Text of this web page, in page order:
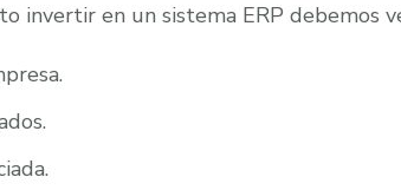
invertir en un sistema ERP debemos